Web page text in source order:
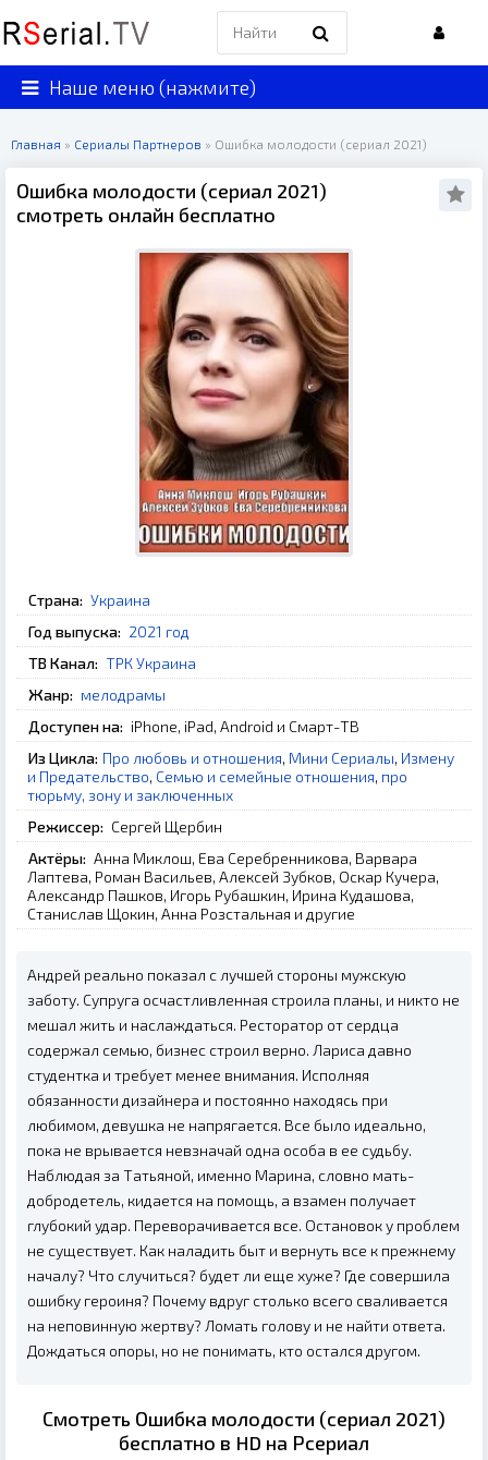
Наше меню (нажмите)
Главная » Сериалы Партнеров » Ошибка молодости (сериал 2021)
Ошибка молодости (сериал 2021)
смотреть онлайн бесплатно
Страна: Украина
Год выпуска: 2021 год
ТВ Канал: ТРК Украина
Жанр: мелодрамы
Доступен на: iPhone, iPad, Android и Смарт-ТВ
Из Цикла: Про любовь и отношения, Мини Сериалы, Измену
и Предательство, Семью и семейные отношения, про
тюрьму, зону и заключенных
Режиссер: Сергей Щербин
Актёры: Анна Миклош, Ева Серебренникова, Варвара
Лаптева, Роман Васильев, Алексей Зубков, Оскар Кучера,
Александр Пашков, Игорь Рубашкин, Ирина Кудашова,
Станислав Щокин, Анна Розстальная и другие
Андрей реально показал с лучшей стороны мужскую
заботу. Супруга осчастливленная строила планы, и никто не
мешал жить и наслаждаться. Ресторатор от сердца
содержал семью, бизнес строил верно. Лариса давно
студентка и требует менее внимания. Исполняя
обязанности дизайнера и постоянно находясь при
любимом, девушка не напрягается. Все было идеально,
пока не врывается невзначай одна особа в ее судьбу.
Наблюдая за Татьяной, именно Марина, словно мать-
добродетель, кидается на помощь, а взамен получает
глубокий удар. Переворачивается все. Остановок у проблем
не существует. Как наладить быт и вернуть все к прежнему
началу? Что случиться? будет ли еще хуже? Где совершила
ошибку героиня? Почему вдруг столько всего сваливается
на неповинную жертву? Ломать голову и не найти ответа.
Дождаться опоры, но не понимать, кто остался другом.
Смотреть Ошибка молодости (сериал 2021)
бесплатно в HD на Рсериал